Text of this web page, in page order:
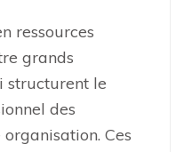
ressources
grands
structurent le
des
Ces